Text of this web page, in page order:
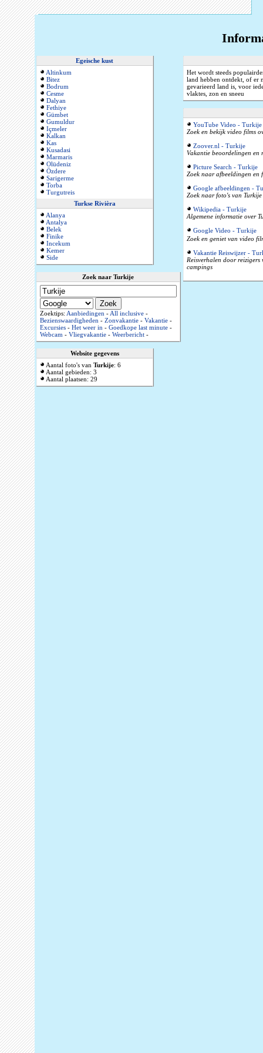
Egeische kust
Altinkum
Bitez
Bodrum
Cesme
Dalyan
Fethiye
Gümbet
Gumuldur
Içmeler
Kalkan
Kas
Kusadasi
Marmaris
Olüdeniz
Özdere
Sarigerme
Torba
Turgutreis
Turkse Rivièra
Alanya
Antalya
Belek
Finike
Incekum
Kemer
Side
Zoek naar Turkije
Zoektips: Aanbiedingen-All inclusive-
Bezienswaardigheden- Zonvakantie- Vakantie-
Excursies- Het weer in- Goedkope last minute-
Webcam- Vliegvakantie- Weerbericht-
Website gegevens
Aantal foto's van Turkije: 6
Aantal gebieden: 3
Aantal plaatsen: 29
Het wordt steeds
land hebben ontdekt, of er
gevarieerd land is, voor
vlaktes, zon en sneeu
YouTube Video - Turkije
Zoek en bekijk video films
Zoover.nl - Turkije
Vakantie beoordelingen en
Picture Search - Turkije
Zoek naar afbeeldingen en
Google afbeeldingen -
Zoek naar foto's van
Wikipedia - Turkije
Algemene informatie over
Google Video - Turkije
Zoek en geniet van video
Vakantie Reiswijzer -
Reisverhalen door reizigers
campings